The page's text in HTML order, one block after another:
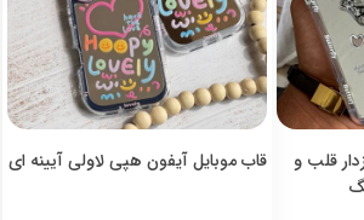
قلب و
قاب موبایل آیفون هپی لاولی آیینه ای